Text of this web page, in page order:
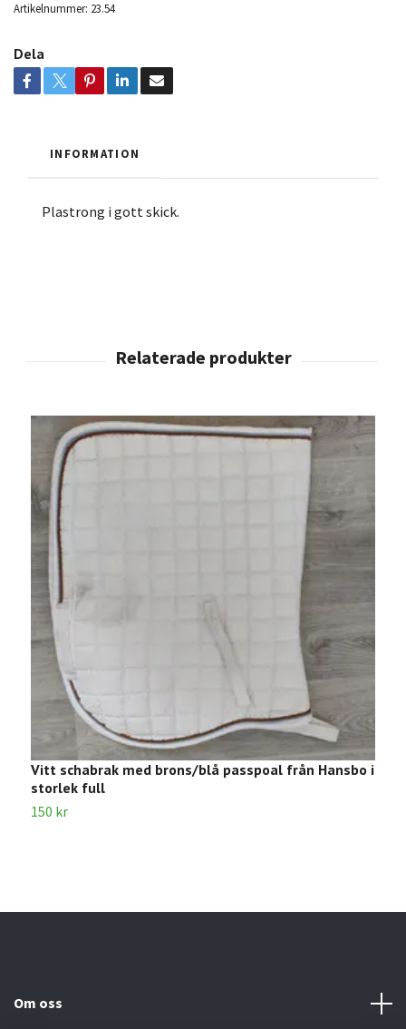
Artikelnummer: 23.54
Dela
INFORMATION
Plastrong i gott skick.
Vitt schabrak med brons/blå passpoal från Hansbo i
storlek full
150 kr
Om oss